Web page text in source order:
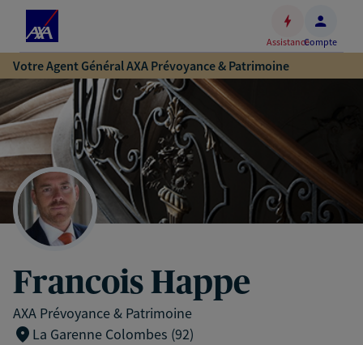
Accéder
au
contenu
principal
Accéder
au
pied
de
page
AssistanceCompte
Votre Agent Général AXA Prévoyance & Patrimoine
Francois Happe
AXA Prévoyance & Patrimoine
La Garenne Colombes (92)